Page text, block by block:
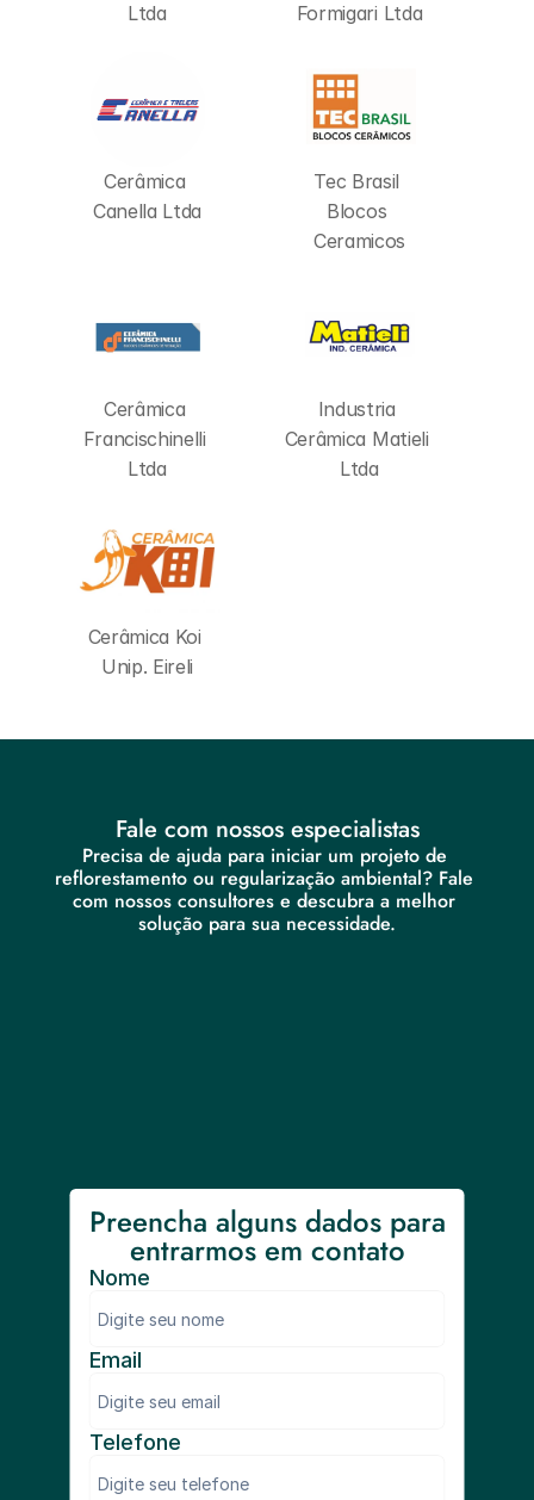
Ltda
Formigari Ltda
Cerâmica
Canella Ltda
Tec Brasil
Blocos
Ceramicos
Cerâmica
Francischinelli
Ltda
Industria
Cerâmica Matieli
Ltda
Cerâmica Koi
Unip. Eireli
Fale com nossos especialistas
Precisa de ajuda para iniciar um projeto de
reflorestamento ou regularização ambiental? Fale
com nossos consultores e descubra a melhor
solução para sua necessidade.
Preencha alguns dados para
entrarmos em contato
Email
Telefone
Nome